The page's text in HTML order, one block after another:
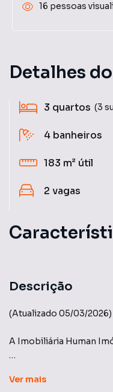
Detalhes
3 quartos (3
4 banheiros
183 m² útil
2 vagas
Gourmet
Piscina Para
Aceita Pet
Descrição
(Atualizado 05/03/2026)
A Imobiliária Human
Ver mais
16 pessoas